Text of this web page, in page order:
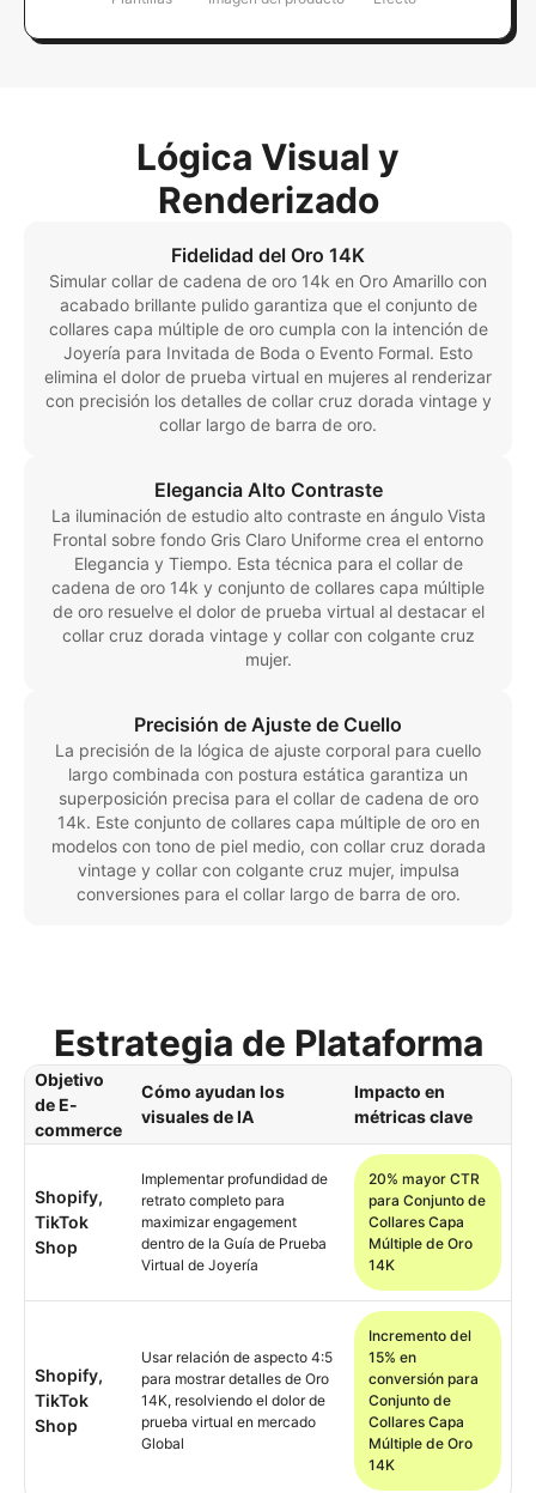
Lógica Visual y
Renderizado
Fidelidad del Oro 14K
Simular collar de cadena de oro 14k en Oro Amarillo con
acabado brillante pulido garantiza que el conjunto de
collares capa múltiple de oro cumpla con la intención de
Joyería para Invitada de Boda o Evento Formal. Esto
elimina el dolor de prueba virtual en mujeres al renderizar
con precisión los detalles de collar cruz dorada vintage y
collar largo de barra de oro.
Elegancia Alto Contraste
La iluminación de estudio alto contraste en ángulo Vista
Frontal sobre fondo Gris Claro Uniforme crea el entorno
Elegancia y Tiempo. Esta técnica para el collar de
cadena de oro 14k y conjunto de collares capa múltiple
de oro resuelve el dolor de prueba virtual al destacar el
collar cruz dorada vintage y collar con colgante cruz
mujer.
Precisión de Ajuste de Cuello
La precisión de la lógica de ajuste corporal para cuello
largo combinada con postura estática garantiza un
superposición precisa para el collar de cadena de oro
14k. Este conjunto de collares capa múltiple de oro en
modelos con tono de piel medio, con collar cruz dorada
vintage y collar con colgante cruz mujer, impulsa
conversiones para el collar largo de barra de oro.
Estrategia de Plataforma
Objetivo
de E-
commerce
Cómo ayudan los
visuales de IA
Impacto en
métricas clave
Shopify,
TikTok
Shop
Implementar profundidad de
retrato completo para
maximizar engagement
dentro de la Guía de Prueba
Virtual de Joyería
20% mayor CTR
para Conjunto de
Collares Capa
Múltiple de Oro
14K
Shopify,
TikTok
Shop
Usar relación de aspecto 4:5
para mostrar detalles de Oro
14K, resolviendo el dolor de
prueba virtual en mercado
Global
Incremento del
15% en
conversión para
Conjunto de
Collares Capa
Múltiple de Oro
14K